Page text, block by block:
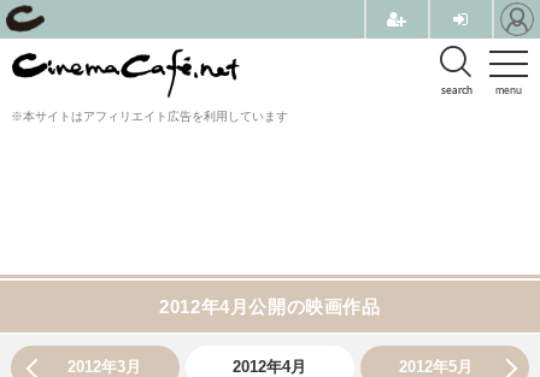
menu
search
※本サイトはアフィリエイト広告を利用しています
2012年4月公開の映画作品
2012年3月 2012年4月 2012年5月